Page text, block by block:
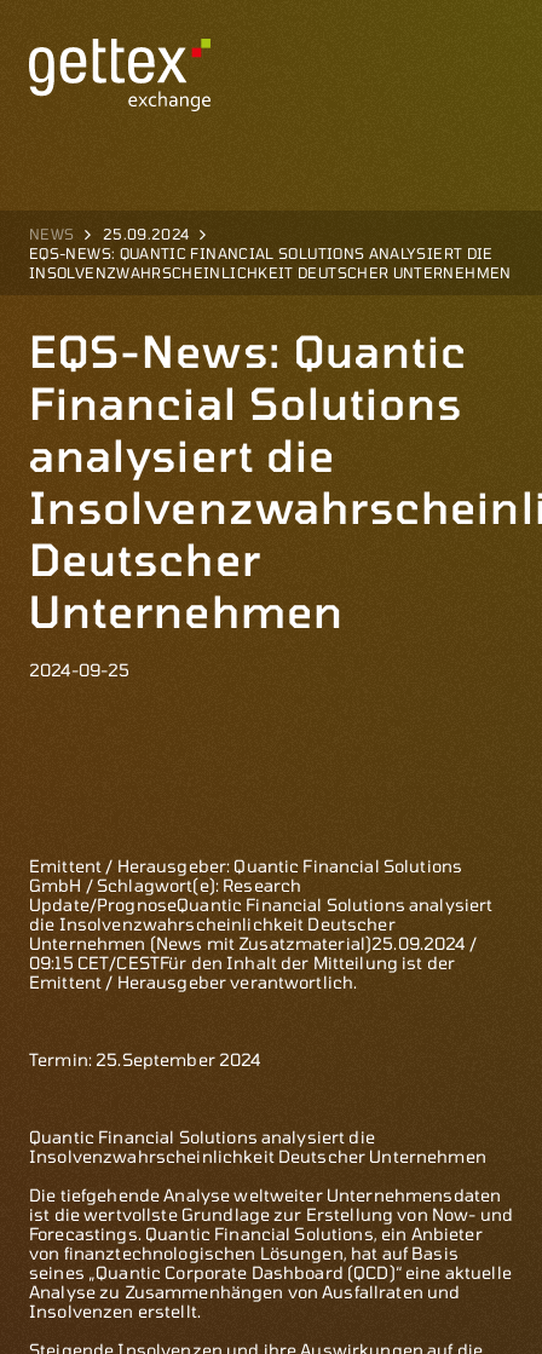
NEWS
25.09.2024
EQS-NEWS: QUANTIC FINANCIAL SOLUTIONS ANALYSIERT DIE
INSOLVENZWAHRSCHEINLICHKEIT DEUTSCHER UNTERNEHMEN
EQS-News: Quantic
Financial Solutions
analysiert die
Deutscher
Unternehmen
2024-09-25
Emittent / Herausgeber: Quantic Financial Solutions
GmbH / Schlagwort(e): Research
Update/PrognoseQuantic Financial Solutions analysiert
die Insolvenzwahrscheinlichkeit Deutscher
Unternehmen (News mit Zusatzmaterial)25.09.2024 /
09:15 CET/CESTFür den Inhalt der Mitteilung ist der
Emittent / Herausgeber verantwortlich.
Termin: 25.September 2024
Quantic Financial Solutions analysiert die
Insolvenzwahrscheinlichkeit Deutscher Unternehmen
Die tiefgehende Analyse weltweiter Unternehmensdaten
ist die wertvollste Grundlage zur Erstellung von Now- und
Forecastings. Quantic Financial Solutions, ein Anbieter
von finanztechnologischen Lösungen, hat auf Basis
seines „Quantic Corporate Dashboard (QCD)“ eine aktuelle
Analyse zu Zusammenhängen von Ausfallraten und
Insolvenzen erstellt.